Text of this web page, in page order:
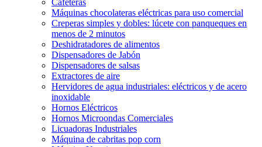
Cafeteras
Máquinas chocolateras eléctricas para uso comercial
Creperas simples y dobles: lúcete con panqueques en
menos de 2 minutos
Deshidratadores de alimentos
Dispensadores de Jabón
Dispensadores de salsas
Extractores de aire
Hervidores de agua industriales: eléctricos y de acero
inoxidable
Hornos Eléctricos
Hornos Microondas Comerciales
Licuadoras Industriales
Máquina de cabritas pop corn